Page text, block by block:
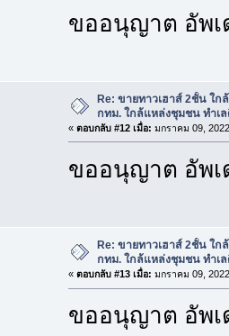
ขออนุญาต อัพเ
Re: ขายทาวเฮาส์ 2ชั้น ใก
กทม. ใกล้แหล่งชุมชน ทำเ
« ตอบกลับ #12 เมื่อ: มกราคม 09,
ขออนุญาต อัพเ
Re: ขายทาวเฮาส์ 2ชั้น ใก
กทม. ใกล้แหล่งชุมชน ทำเ
« ตอบกลับ #13 เมื่อ: มกราคม 09,
ขออนุญาต อัพเ